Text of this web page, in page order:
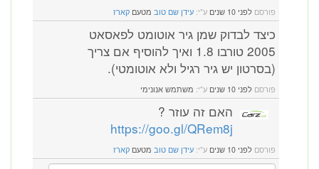
פורסם לפני 10 שנים ע"י: עידן שם טוב מטעם קארז
כיצד לבדוק שמן גיר אוטומט לפאסאט
2005 טורבו 1.8 ואיך להוסיף אם צריך
(בסרטון יש גיר רגיל ולא אוטומטי).
פורסם לפני 10 שנים ע"י: משתמש אנונימי
האם זה עוזר ?
https://goo.gl/QRem8j
פורסם לפני 10 שנים ע"י: עידן שם טוב מטעם קארז